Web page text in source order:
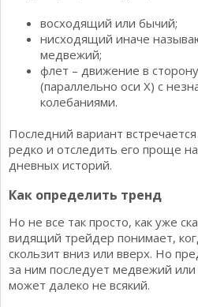
восходящий или бычий;
нисходящий иначе
медвежий;
флет – движение в сторону
(параллельно оси Х) с
колебаниями.
Последний вариант
редко и отследить его проще
дневных историй.
Как определить тренд
Но не все так просто, как уже
видящий трейдер понимает,
скользит вниз или вверх. Но
за ним последует медвежий
может далеко не всякий.